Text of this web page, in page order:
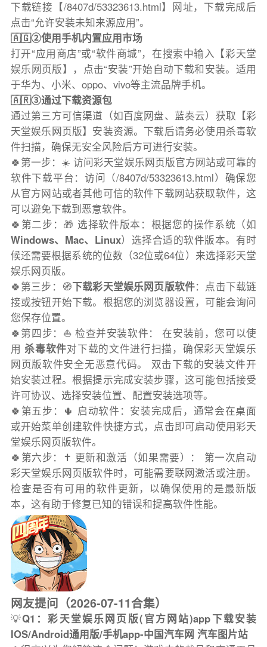
下载链接【/8407d/53323613.html】网址，下载完成后
点击“允许安装未知来源应用”。
🇦🇬②使用手机内置应用市场
打开“应用商店”或“软件商城”，在搜索中输入【彩天堂
娱乐网页版】，点击“安装”开始自动下载和安装。适用
于华为、小米、oppo、vivo等主流品牌手机。
🇦🇷③通过下载资源包
通过第三方可信渠道（如百度网盘、蓝奏云）获取【彩
天堂娱乐网页版】安装资源。下载后请务必使用杀毒软
件扫描，确保无安全风险后方可进行安装。
🍀第一步：☀️ 访问彩天堂娱乐网页版官方网站或可靠的
软件下载平台：访问（/8407d/53323613.html）确保您
从官方网站或者其他可信的软件下载网站获取软件，这
可以避免下载到恶意软件。
🍀第二步：🎁 选择软件版本：根据您的操作系统（如
Windows、Mac、Linux）选择合适的软件版本。有时
候还需要根据系统的位数（32位或64位）来选择彩天堂
娱乐网页版。
🍀第三步：🧭下载彩天堂娱乐网页版软件：点击下载链
接或按钮开始下载。根据您的浏览器设置，可能会询问
您保存位置。
🍀第四步：⛵️ 检查并安装软件： 在安装前，您可以使
用杀毒软件对下载的文件进行扫描，确保彩天堂娱乐
网页版软件安全无恶意代码。 双击下载的安装文件开
始安装过程。根据提示完成安装步骤，这可能包括接受
许可协议、选择安装位置、配置安装选项等。
🍀第五步：🌵 启动软件：安装完成后，通常会在桌面
或开始菜单创建软件快捷方式，点击即可启动使用彩天
堂娱乐网页版软件。
🍀第六步：✝️ 更新和激活（如果需要）： 第一次启动
彩天堂娱乐网页版软件时，可能需要联网激活或注册。
检查是否有可用的软件更新，以确保使用的是最新版
本，这有助于修复已知的错误和提高软件性能。
网友提问（2026-07-11合集）
💡Q1：彩天堂娱乐网页版(官方网站)app下载安装
IOS/Android通用版/手机app-中国汽车网 汽车图片站